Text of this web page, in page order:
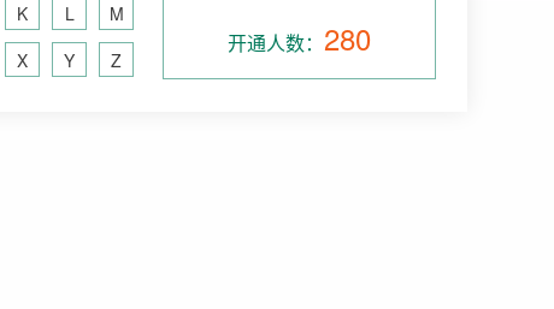
K L
M
X Y Z
开通人数： 280